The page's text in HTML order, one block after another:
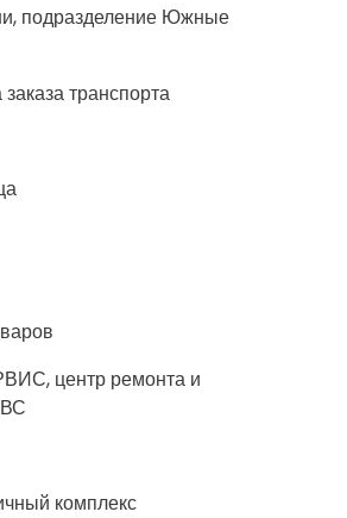
подразделение Южные
транспорта
центр ремонта и
комплекс